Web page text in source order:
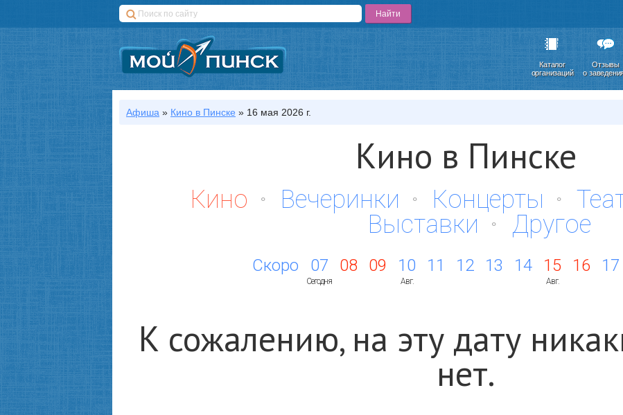
Каталог
организаций
Отзывы
о
Афиша » Кино в Пинске » 16 мая 2026 г.
Кино в Пинске
Кино Вечеринки Концерты
Выставки
Другое
Скоро 07
Сегодня
08 09 10
Авг.
11 12 13 14 15
Авг.
16 17
К сожалению, на эту дату
нет.